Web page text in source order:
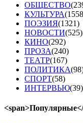
ОБЩЕСТВО
КУЛЬТУРА
ПОЭЗИЯ(1321)
НОВОСТИ(525)
КИНО(292)
ПРОЗА(240)
ТЕАТР(167)
ПОЛИТИКА
СПОРТ(58)
ИНТЕРВЬЮ(39)